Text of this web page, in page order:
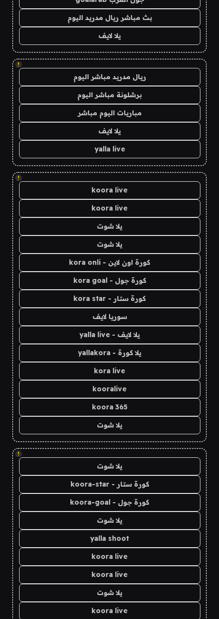
بث مباشر ريال مدريد اليوم
يلا لايف
!
ريال مدريد مباشر اليوم
برشلونة مباشر اليوم
مباريات اليوم مباشر
يلا لايف
yalla live
!
koora live
koora live
يلا شوت
يلا شوت
كورة اون لاين - kora onli
كورة جول - kora goal
كورة ستار - kora star
سوريا لايف
يلا لايف - yalla live
يلا كورة - yallakora
kora live
kooralive
koora 365
يلا شوت
!
يلا شوت
كورة ستار - koora-star
كورة جول - koora-goal
يلا شوت
yalla shoot
koora live
koora live
يلا شوت
koora live